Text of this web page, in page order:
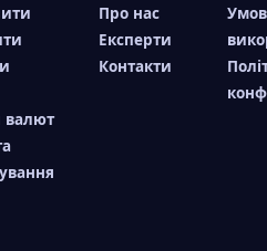
валют
Про нас
Експерти
Контакти